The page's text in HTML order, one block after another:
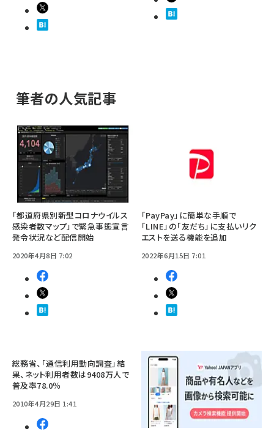
筆者の人気記事
「都道府県別新型コロナウイルス
感染者数マップ」で緊急事態宣言
発令状況など配信開始
2020年4月8日 7:02
「PayPay」に簡単な手順で
「LINE」の「友だち」に支払いリク
エストを送る機能を追加
2022年6月15日 7:01
総務省、「通信利用動向調査」結
果、ネット利用者数は9408万人で
普及率78.0％
2010年4月29日 1:41